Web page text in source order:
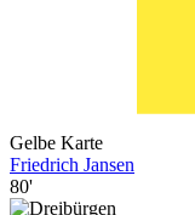
Gelbe Karte
Friedrich Jansen
80'